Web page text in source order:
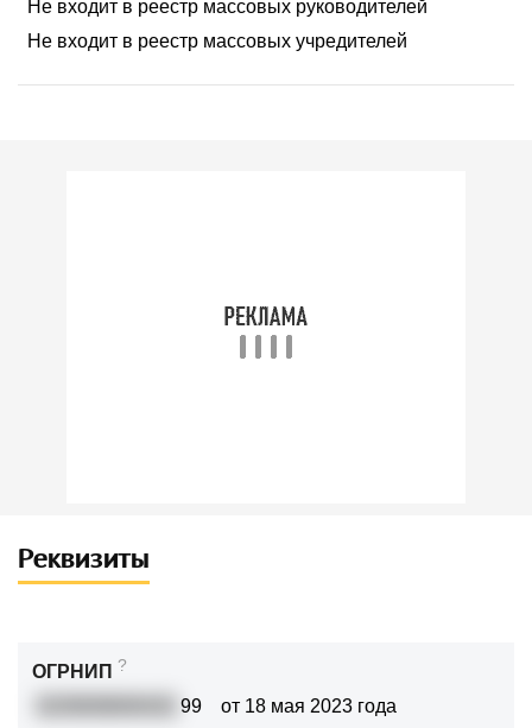
Не входит в реестр массовых руководителей
Не входит в реестр массовых учредителей
Реквизиты
ОГРНИП ?
99 от 18 мая 2023 года